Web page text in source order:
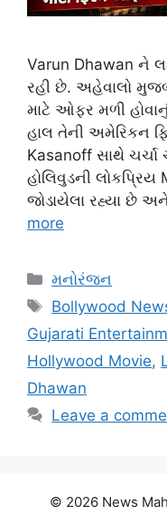
Varun Dhawan ને
રહી છે. અહેવાલો
માટે ઓફર મળી
હાલ તેની અમેરિકન
Kasanoff સાથે ચર્ચા
હોલિવુડની
જોડાયેલા રહ્યા છે
more
Categories
મનોરંજન
Tags
Bollywood
Gujarati
Hollywood Movie,
Dhawan
Leave a
© 2026 News